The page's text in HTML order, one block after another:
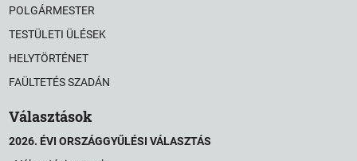
POLGÁRMESTER
TESTÜLETI ÜLÉSEK
HELYTÖRTÉNET
FAÜLTETÉS SZADÁN
Választások
2026. ÉVI ORSZÁGGYŰLÉSI VÁLASZTÁS